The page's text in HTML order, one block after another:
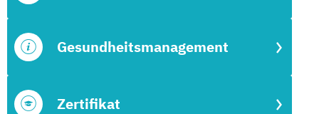
Zertifikat
Gesundheitsmanagement